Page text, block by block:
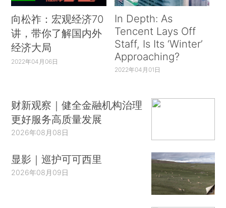
向松祚：宏观经济70
讲，带你了解国内外
经济大局
2022年04月06日
In Depth: As
Tencent Lays Off
Staff, Is Its ‘Winter’
Approaching?
2022年04月01日
财新观察｜健全金融机构治理
更好服务高质量发展
2026年08月08日
显影｜巡护可可西里
2026年08月09日